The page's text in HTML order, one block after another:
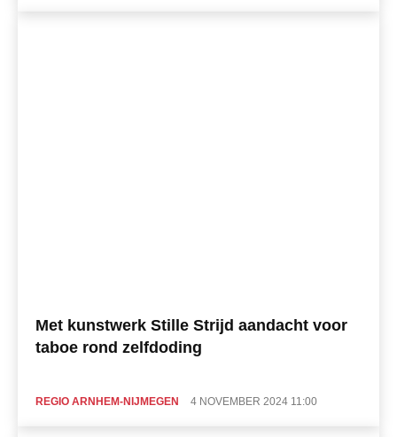
Met kunstwerk Stille Strijd aandacht voor
taboe rond zelfdoding
REGIO ARNHEM-NIJMEGEN 4 NOVEMBER 2024 11:00